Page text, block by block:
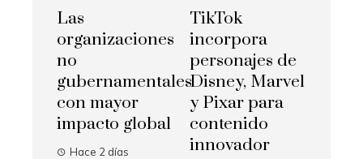
Las
organizaciones
no
gubernamentales
con mayor
impacto global
Hace 2 días
TikTok
incorpora
personajes de
Disney, Marvel
y Pixar para
contenido
innovador